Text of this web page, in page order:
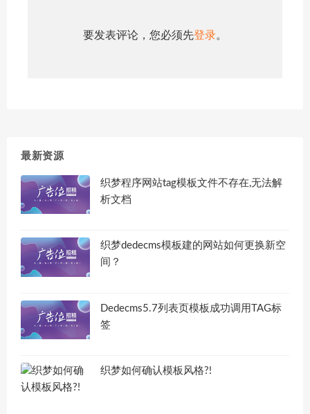
要发表评论，您必须先登录。
最新资源
织梦程序网站tag模板文件不存在,无法解
析文档
织梦dedecms模板建的网站如何更换新空
间？
Dedecms5.7列表页模板成功调用TAG标
签
织梦如何确认模板风格?!